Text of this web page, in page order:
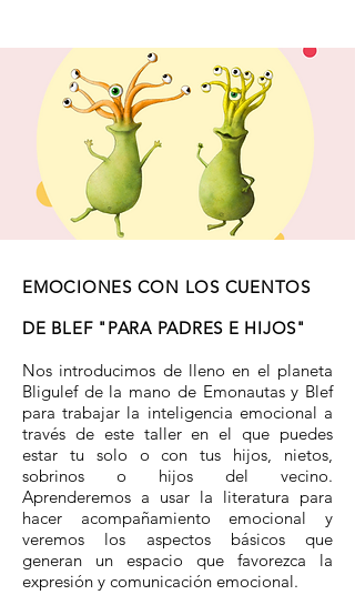
EMOCIONES CON LOS CUENTOS
DE BLEF "PARA PADRES E HIJOS"
Nos introducimos de lleno en el planeta
Bligulef de la mano de Emonautas y Blef
para trabajar la inteligencia emocional a
través de este taller en el que puedes
estar tu solo o con tus hijos, nietos,
sobrinos o hijos del vecino.
Aprenderemos a usar la literatura para
hacer acompañamiento emocional y
veremos los aspectos básicos que
generan un espacio que favorezca la
expresión y comunicación emocional.